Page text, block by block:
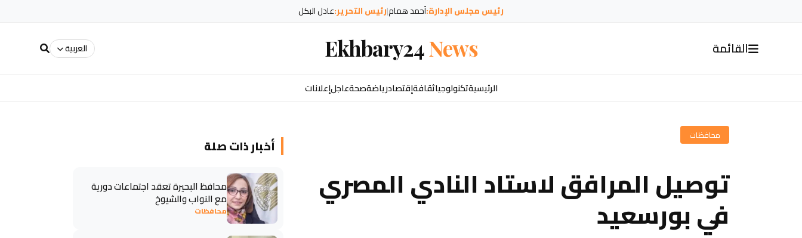
رئيس مجلس الإدارة:أحمد همام|رئيس التحرير:عادل البكل
القائمة Ekhbary24News العربية
الرئيسيةتكنولوجياثقافةإقتصادرياضةصحةعاجلإعلانات
محافظات
توصيل المرافق لاستاد النادي المصري
في بورسعيد
أخبار ذات صلة
محافظ البحيرة تعقد اجتماعات دورية
مع النواب والشيوخ
محافظات